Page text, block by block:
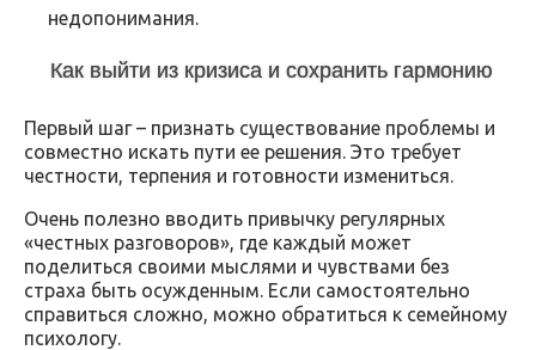
недопонимания.
Как выйти из кризиса и сохранить гармонию
Первый шаг – признать существование проблемы и
совместно искать пути ее решения. Это требует
честности, терпения и готовности измениться.
Очень полезно вводить привычку регулярных
«честных разговоров», где каждый может
поделиться своими мыслями и чувствами без
страха быть осужденным. Если самостоятельно
справиться сложно, можно обратиться к семейному
психологу.